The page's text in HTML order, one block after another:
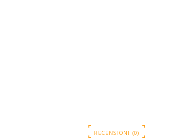
RECENSIONI (0)